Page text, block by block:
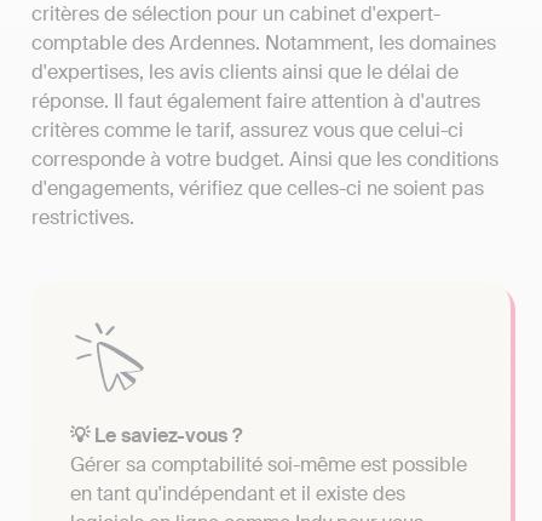
critères de sélection pour un cabinet d'expert-
comptable des Ardennes. Notamment, les domaines
d'expertises, les avis clients ainsi que le délai de
réponse. Il faut également faire attention à d'autres
critères comme le tarif, assurez vous que celui-ci
corresponde à votre budget. Ainsi que les conditions
d'engagements, vérifiez que celles-ci ne soient pas
restrictives.
💡 Le saviez-vous ?
Gérer sa comptabilité soi-même est possible
en tant qu'indépendant et il existe des